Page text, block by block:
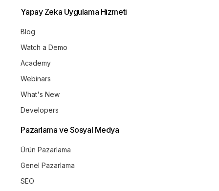
Yapay Zeka Uygulama Hizmeti
Blog
Watch a Demo
Academy
Webinars
What's New
Developers
Pazarlama ve Sosyal Medya
Ürün Pazarlama
Genel Pazarlama
SEO